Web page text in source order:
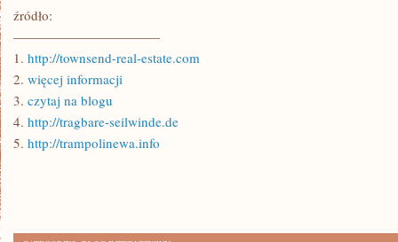
źródło:
———————————
1. http://townsend-real-estate.com
2. więcej informacji
3. czytaj na blogu
4. http://tragbare-seilwinde.de
5. http://trampolinewa.info